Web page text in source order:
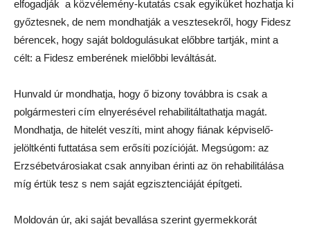
elfogadják a közvélemény-kutatás csak egyiküket hozhatja ki
győztesnek, de nem mondhatják a vesztesekről, hogy Fidesz
bérencek, hogy saját boldogulásukat előbbre tartják, mint a
célt: a Fidesz emberének mielőbbi leváltását.
Hunvald úr mondhatja, hogy ő bizony továbbra is csak a
polgármesteri cím elnyerésével rehabilitáltathatja magát.
Mondhatja, de hitelét veszíti, mint ahogy fiának képviselő-
jelöltkénti futtatása sem erősíti pozícióját. Megsúgom: az
Erzsébetvárosiakat csak annyiban érinti az ön rehabilitálása
míg értük tesz s nem saját egzisztenciáját építgeti.
Moldován úr, aki saját bevallása szerint gyermekkorát